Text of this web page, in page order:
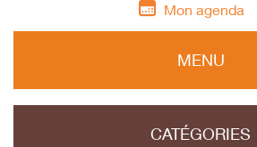
Mon agenda
MENU
CATÉGORIES